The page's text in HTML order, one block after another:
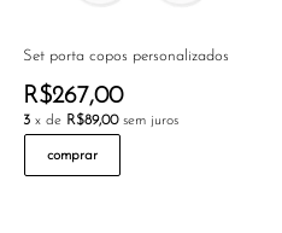
Set porta copos personalizados
R$267,00
3 x de R$89,00 sem juros
comprar